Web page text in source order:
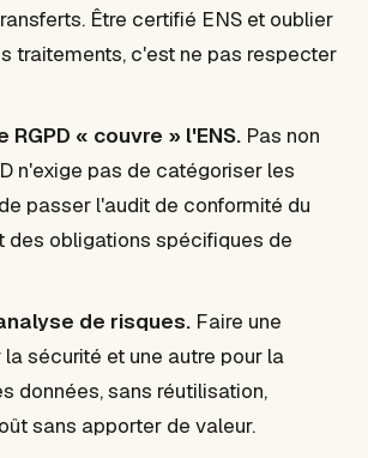
Être certifié ENS et oublier
traitements, c'est ne pas respecter
RGPD « couvre » l'ENS. Pas non
n'exige pas de catégoriser les
passer l'audit de conformité du
des obligations spécifiques de
de risques. Faire une
sécurité et une autre pour la
données, sans réutilisation,
sans apporter de valeur.